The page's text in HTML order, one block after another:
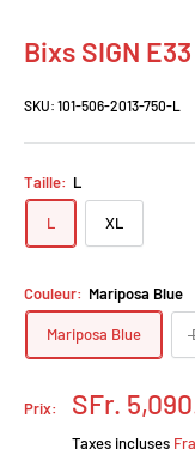
Bixs SIGN E33
SKU: 101-506-2013-750-L
Taille: L
L XL
Couleur: Mariposa Blue
Mariposa Blue
Prix:
Prix
réduit
SFr.
Taxes incluses